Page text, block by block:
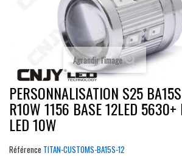
Agrandir l'image
PERSONNALISATION S25
R10W 1156 BASE 12LED 5630+
LED 10W
Référence TITAN-CUSTOMS-BA15S-12